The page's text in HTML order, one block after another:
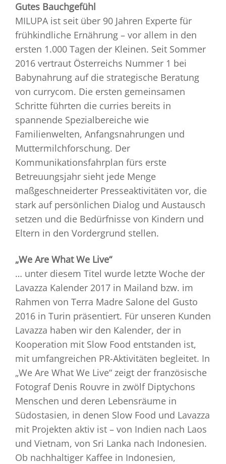
Gutes Bauchgefühl
MILUPA ist seit über 90 Jahren Experte für
frühkindliche Ernährung – vor allem in den
ersten 1.000 Tagen der Kleinen. Seit Sommer
2016 vertraut Österreichs Nummer 1 bei
Babynahrung auf die strategische Beratung
von currycom. Die ersten gemeinsamen
Schritte führten die curries bereits in
spannende Spezialbereiche wie
Familienwelten, Anfangsnahrungen und
Muttermilchforschung. Der
Kommunikationsfahrplan fürs erste
Betreuungsjahr sieht jede Menge
maßgeschneiderter Presseaktivitäten vor, die
stark auf persönlichen Dialog und Austausch
setzen und die Bedürfnisse von Kindern und
Eltern in den Vordergrund stellen.
„We Are What We Live“
… unter diesem Titel wurde letzte Woche der
Lavazza Kalender 2017 in Mailand bzw. im
Rahmen von Terra Madre Salone del Gusto
2016 in Turin präsentiert. Für unseren Kunden
Lavazza haben wir den Kalender, der in
Kooperation mit Slow Food entstanden ist,
mit umfangreichen PR-Aktivitäten begleitet. In
„We Are What We Live“ zeigt der französische
Fotograf Denis Rouvre in zwölf Diptychons
Menschen und deren Lebensräume in
Südostasien, in denen Slow Food und Lavazza
mit Projekten aktiv ist – von Indien nach Laos
und Vietnam, von Sri Lanka nach Indonesien.
Ob nachhaltiger Kaffee in Indonesien,